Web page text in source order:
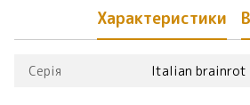
Характеристики
Серія Italian brainrot